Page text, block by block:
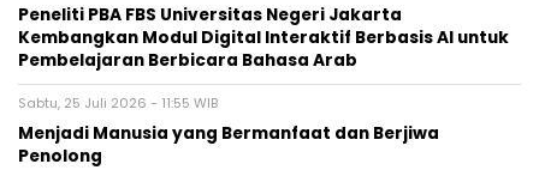
Peneliti PBA FBS Universitas Negeri Jakarta
Kembangkan Modul Digital Interaktif Berbasis AI untuk
Pembelajaran Berbicara Bahasa Arab
Sabtu, 25 Juli 2026 - 11:55 WIB
Menjadi Manusia yang Bermanfaat dan Berjiwa
Penolong